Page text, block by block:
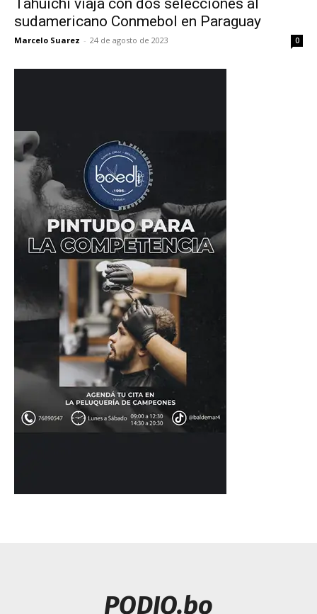
Tahuichi viaja con dos selecciones al
sudamericano Conmebol en Paraguay
Marcelo Suarez - 24 de agosto de 2023 0
PODIO.bo